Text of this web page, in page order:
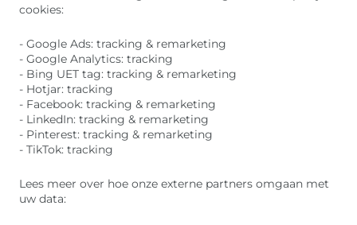
cookies:
- Google Ads: tracking & remarketing
- Google Analytics: tracking
- Bing UET tag: tracking & remarketing
- Hotjar: tracking
- Facebook: tracking & remarketing
- LinkedIn: tracking & remarketing
- Pinterest: tracking & remarketing
- TikTok: tracking
Lees meer over hoe onze externe partners omgaan met
uw data: